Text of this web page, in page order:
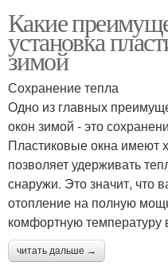
Какие
установка
зимой
Сохранение тепла
Одно из главных
окон зимой - это
Пластиковые окна имеют
позволяет удерживать
снаружи. Это значит, что
отопление на полную
комфортную температуру
читать дальше →